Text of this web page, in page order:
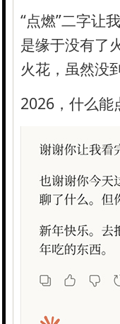
“点燃”二字让
是缘于没有了
火花，虽然没
2026，什么能